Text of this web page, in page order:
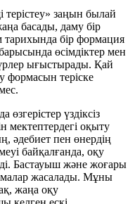
терістеу» заңын былай
басады, даму бір
тарихында бір формация
өсімдіктер мен
ығыстырады. Қай
формасын теріске
үздіксіз
мектептердегі оқыту
әдебиет пен өнердің
байқалғанда, оқу
Бастауыш және жоғары
жасалады. Мұны
жаңа оқу